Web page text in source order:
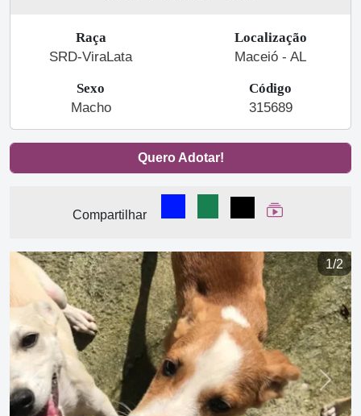
Raça
SRD-ViraLata
Localização
Maceió - AL
Sexo
Macho
Código
315689
Quero Adotar!
Compartilhar
Compartilhar no Facebook
Compartilhar no
Compartilhar
Ver Web Story
1/2
Previous Next